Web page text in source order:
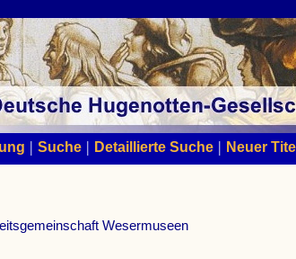
| Suche | Detaillierte Suche | Neuer
Wesermuseen